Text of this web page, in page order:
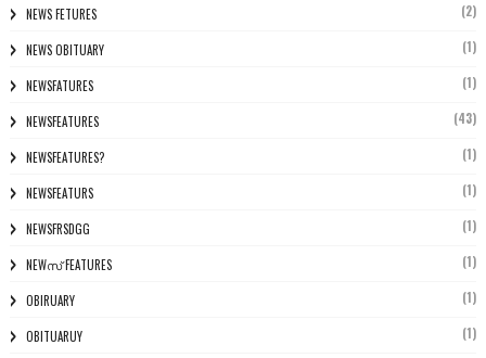
NEWS FETURES (2)
NEWS OBITUARY (1)
NEWSFATURES (1)
NEWSFEATURES (43)
NEWSFEATURES? (1)
NEWSFEATURS (1)
NEWSFRSDGG (1)
NEWസ് FEATURES (1)
OBIRUARY (1)
OBITUARUY (1)